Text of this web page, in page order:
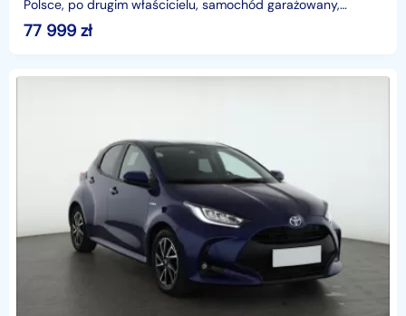
Polsce, po drugim właścicielu, samochód garażowany,
poprzedni właściciel niepalący, bardzo niski przebieg,
77 999 zł